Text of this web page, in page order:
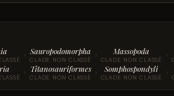
› Sauropodomorpha
CLADE NON CLASSÉ › Massopoda
CLADE NON CLASSÉ ›
› Titanosauriformes
CLADE NON CLASSÉ › Somphospondyli
CLADE NON CLASSÉ ›